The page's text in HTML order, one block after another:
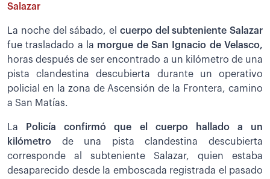
Salazar
La noche del sábado, el cuerpo del subteniente Salazar
fue trasladado a la morgue de San Ignacio de Velasco,
horas después de ser encontrado a un kilómetro de una
pista clandestina descubierta durante un operativo
policial en la zona de Ascensión de la Frontera, camino
a San Matías.
La
Policía confirmó que el cuerpo hallado a un
kilómetro de una pista clandestina descubierta
corresponde al subteniente Salazar, quien estaba
desaparecido desde la emboscada registrada el pasado